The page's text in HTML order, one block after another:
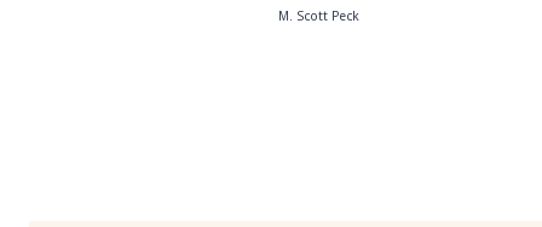
M. Scott Peck